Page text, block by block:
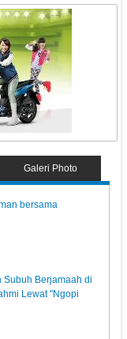
Galeri Photo
bersama
Subuh Berjamaah di
Lewat "Ngopi